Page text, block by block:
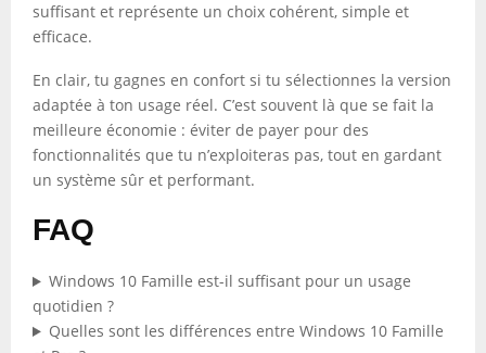
suffisant et représente un choix cohérent, simple et
efficace.
En clair, tu gagnes en confort si tu sélectionnes la version
adaptée à ton usage réel. C’est souvent là que se fait la
meilleure économie : éviter de payer pour des
fonctionnalités que tu n’exploiteras pas, tout en gardant
un système sûr et performant.
FAQ
Windows 10 Famille est-il suffisant pour un usage
quotidien ?
Quelles sont les différences entre Windows 10 Famille